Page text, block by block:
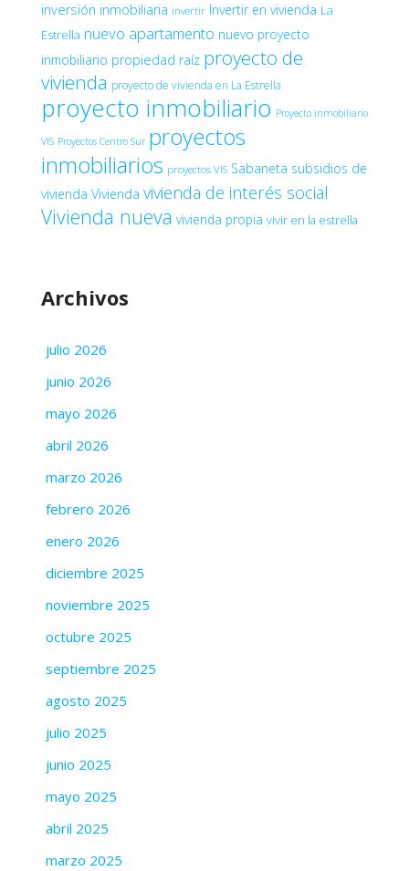
inversión inmobiliaria invertir Invertir en vivienda La
Estrella nuevo apartamento nuevo proyecto
inmobiliario propiedad raíz proyecto de
vivienda proyecto de vivienda en La Estrella
proyecto inmobiliario Proyecto inmobiliario
VIS Proyectos Centro Sur proyectos
inmobiliarios proyectos VIS Sabaneta subsidios de
vivienda Vivienda vivienda de interés social
Vivienda nueva vivienda propia vivir en la estrella
Archivos
julio 2026
junio 2026
mayo 2026
abril 2026
marzo 2026
febrero 2026
enero 2026
diciembre 2025
noviembre 2025
octubre 2025
septiembre 2025
agosto 2025
julio 2025
junio 2025
mayo 2025
abril 2025
marzo 2025